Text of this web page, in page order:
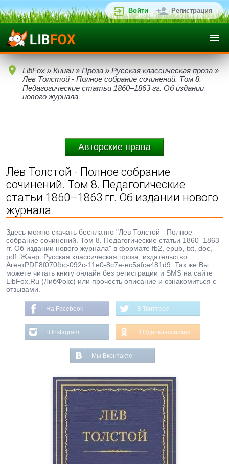
Войти Регистрация
LibFox » Книги » Проза » Русская классическая проза »
Лев Толстой - Полное собрание сочинений. Том 8.
Педагогические статьи 1860–1863 гг. Об издании
нового журнала
Авторские права
Лев Толстой - Полное собрание
сочинений. Том 8. Педагогические
статьи 1860–1863 гг. Об издании нового
журнала
Здесь можно скачать бесплатно "Лев Толстой - Полное
собрание сочинений. Том 8. Педагогические статьи 1860–1863
гг. Об издании нового журнала" в формате fb2, epub, txt, doc,
pdf. Жанр: Русская классическая проза, издательство
АгентPDF8f070fbc-092c-11e0-8c7e-ec5afce481d9. Так же Вы
можете читать книгу онлайн без регистрации и SMS на сайте
LibFox.Ru (ЛибФокс) или прочесть описание и ознакомиться с
отзывами.
На Facebook В Твиттере
В Instagram В Одноклассниках
Мы Вконтакте